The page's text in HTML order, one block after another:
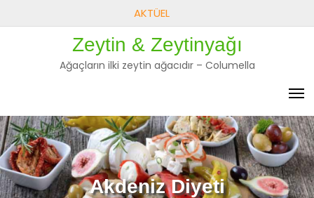
to
AKTÜEL
Zeytin & Zeytinyağı
Ağaçların ilki zeytin ağacıdır – Columella
Akdeniz Diyeti